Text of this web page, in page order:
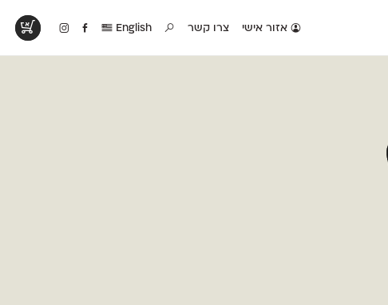
אזור אישי צרו קשר English